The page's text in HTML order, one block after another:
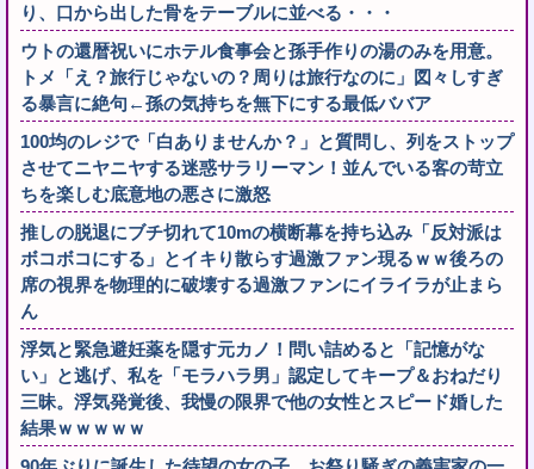
り、口から出した骨をテーブルに並べる・・・
ウトの還暦祝いにホテル食事会と孫手作りの湯のみを用意。
トメ「え？旅行じゃないの？周りは旅行なのに」図々しすぎ
る暴言に絶句←孫の気持ちを無下にする最低ババア
100均のレジで「白ありませんか？」と質問し、列をストップ
させてニヤニヤする迷惑サラリーマン！並んでいる客の苛立
ちを楽しむ底意地の悪さに激怒
推しの脱退にブチ切れて10mの横断幕を持ち込み「反対派は
ボコボコにする」とイキり散らす過激ファン現るｗｗ後ろの
席の視界を物理的に破壊する過激ファンにイライラが止まら
ん
浮気と緊急避妊薬を隠す元カノ！問い詰めると「記憶がな
い」と逃げ、私を「モラハラ男」認定してキープ＆おねだり
三昧。浮気発覚後、我慢の限界で他の女性とスピード婚した
結果ｗｗｗｗｗ